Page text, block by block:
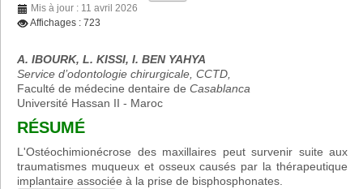
Mis à jour : 11 avril 2026
Affichages : 723
A. IBOURK, L. KISSI, I. BEN YAHYA
Service d’odontologie chirurgicale, CCTD,
Faculté de médecine dentaire de Casablanca
Université Hassan II - Maroc
RÉSUMÉ
L'Ostéochimionécrose des maxillaires peut survenir suite aux
traumatismes muqueux et osseux causés par la thérapeutique
implantaire associée à la prise de bisphosphonates.